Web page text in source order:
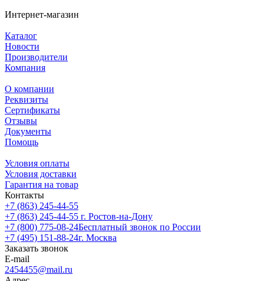
Интернет-магазин
Каталог
Новости
Производители
Компания
О компании
Реквизиты
Сертификаты
Отзывы
Документы
Помощь
Условия оплаты
Условия доставки
Гарантия на товар
Контакты
+7 (863) 245-44-55
+7 (863) 245-44-55 г. Ростов-на-Дону
+7 (800) 775-08-24Бесплатный звонок по России
+7 (495) 151-88-24г. Москва
Заказать звонок
E-mail
2454455@mail.ru